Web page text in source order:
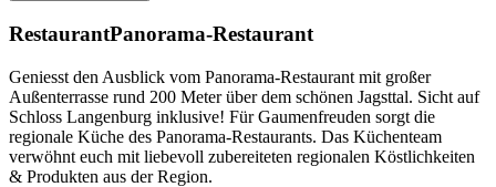
RestaurantPanorama-Restaurant
Geniesst den Ausblick vom Panorama-Restaurant mit großer
Außenterrasse rund 200 Meter über dem schönen Jagsttal. Sicht auf
Schloss Langenburg inklusive! Für Gaumenfreuden sorgt die
regionale Küche des Panorama-Restaurants. Das Küchenteam
verwöhnt euch mit liebevoll zubereiteten regionalen Köstlichkeiten
& Produkten aus der Region.